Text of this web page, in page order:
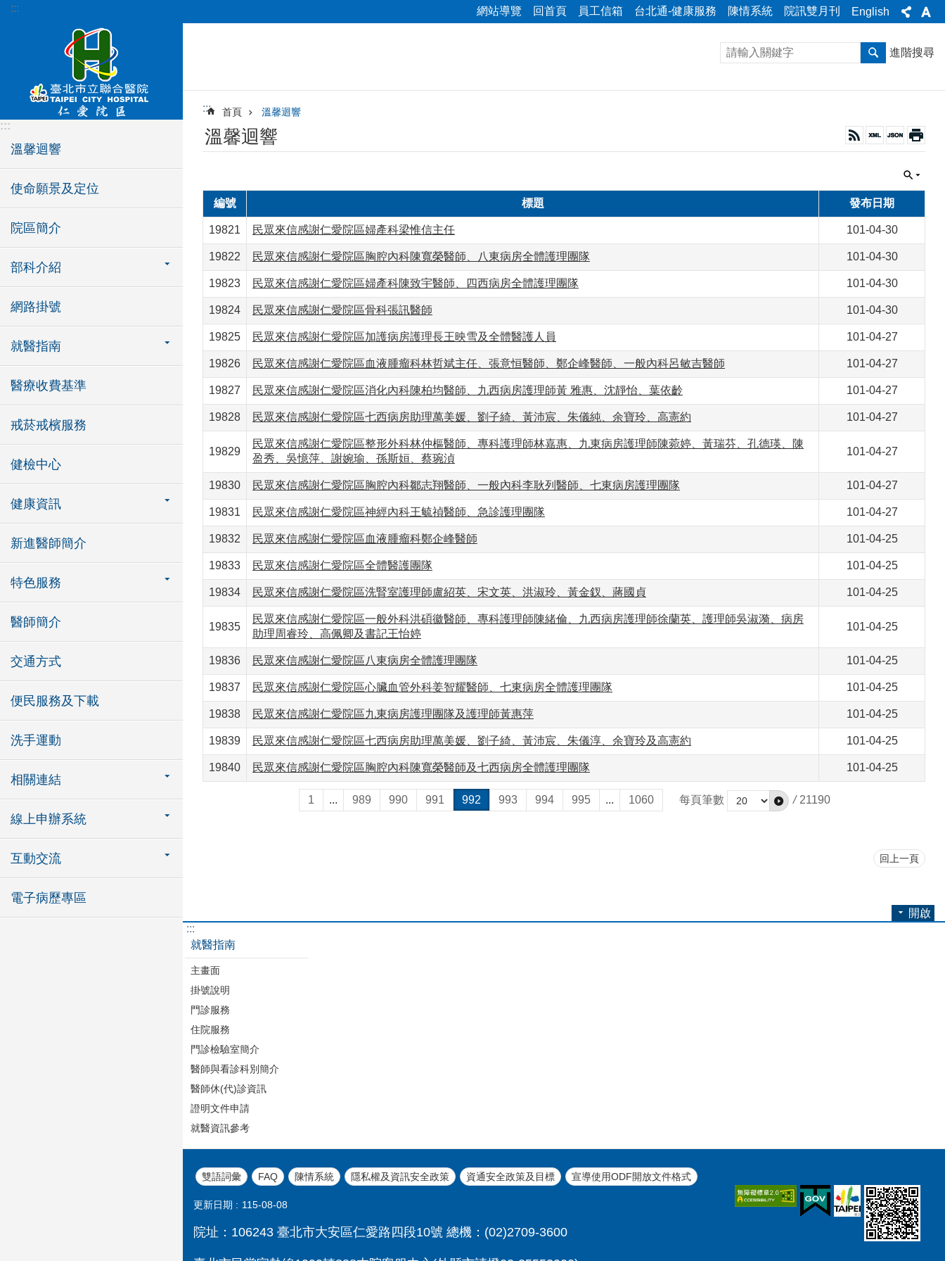
跳到主要內容區塊
::: 網站導覽 回首頁 員工信箱 台北通-健康服務 陳情系統 院訊雙月刊 English
:::
溫馨迴響
使命願景及定位
院區簡介
部科介紹
網路掛號
就醫指南
醫療收費基準
戒菸戒檳服務
健檢中心
健康資訊
新進醫師簡介
特色服務
醫師簡介
交通方式
便民服務及下載
洗手運動
相關連結
線上申辦系統
互動交流
電子病歷專區
進階搜尋
::: 首頁 溫馨迴響
溫馨迴響
編號 標題 發布日期
19821 民眾來信感謝仁愛院區婦產科梁惟信主任 101-04-30
19822 民眾來信感謝仁愛院區胸腔內科陳寬榮醫師、八東病房全體護理團隊 101-04-30
19823 民眾來信感謝仁愛院區婦產科陳致宇醫師、四西病房全體護理團隊 101-04-30
19824 民眾來信感謝仁愛院區骨科張訊醫師 101-04-30
19825 民眾來信感謝仁愛院區加護病房護理長王映雪及全體醫護人員 101-04-27
19826 民眾來信感謝仁愛院區血液腫瘤科林哲斌主任、張意恒醫師、鄭企峰醫師、一般內科呂敏吉醫師 101-04-27
19827 民眾來信感謝仁愛院區消化內科陳柏均醫師、九西病房護理師黃 雅惠、沈靜怡、葉依齡 101-04-27
19828 民眾來信感謝仁愛院區七西病房助理萬美媛、劉子綺、黃沛宸、朱儀純、余寶玲、高憲約 101-04-27
19829
民眾來信感謝仁愛院區整形外科林仲樞醫師、專科護理師林嘉惠、九東病房護理師陳菀婷、黃瑞芬、孔德瑛、陳
盈秀、吳憶萍、謝婉瑜、孫斯姮、蔡琬湞
101-04-27
19830 民眾來信感謝仁愛院區胸腔內科鄒志翔醫師、一般內科李耿列醫師、七東病房護理團隊 101-04-27
19831 民眾來信感謝仁愛院區神經內科王毓禎醫師、急診護理團隊 101-04-27
19832 民眾來信感謝仁愛院區血液腫瘤科鄭企峰醫師 101-04-25
19833 民眾來信感謝仁愛院區全體醫護團隊 101-04-25
19834 民眾來信感謝仁愛院區洗腎室護理師盧紹英、宋文英、洪淑玲、黃金釵、蔣國貞 101-04-25
19835
民眾來信感謝仁愛院區一般外科洪碩徽醫師、專科護理師陳緒倫、九西病房護理師徐蘭英、護理師吳淑漪、病房
助理周睿玲、高佩卿及書記王怡婷
101-04-25
19836 民眾來信感謝仁愛院區八東病房全體護理團隊 101-04-25
19837 民眾來信感謝仁愛院區心臟血管外科姜智耀醫師、七東病房全體護理團隊 101-04-25
19838 民眾來信感謝仁愛院區九東病房護理團隊及護理師黃惠萍 101-04-25
19839 民眾來信感謝仁愛院區七西病房助理萬美媛、劉子綺、黃沛宸、朱儀淳、余寶玲及高憲約 101-04-25
19840 民眾來信感謝仁愛院區胸腔內科陳寬榮醫師及七西病房全體護理團隊 101-04-25
1 ... 989 990 991 992 993 994 995 ... 1060 每頁筆數 / 21190
回上一頁
開啟
:::
就醫指南
主畫面
掛號說明
門診服務
住院服務
門診檢驗室簡介
醫師與看診科別簡介
醫師休(代)診資訊
證明文件申請
就醫資訊參考
雙語詞彙 FAQ 陳情系統 隱私權及資訊安全政策 資通安全政策及目標 宣導使用ODF開放文件格式
更新日期 115-08-08
院址：106243 臺北市大安區仁愛路四段10號 總機：(02)2709-3600